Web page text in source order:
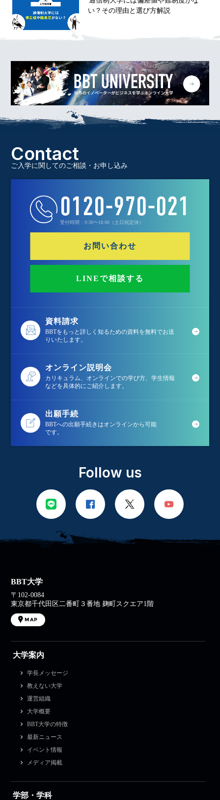
い？その理由と選び方解説
Contact
ご入学に関してのご相談・お申し込み
0120-970-021
受付時間：9:30〜18:00（土日祝定休）
お問い合わせ
LINEで相談する
資料請求
BBTをもっと詳しく知るための資料を無料でお送
りいたします。
オンライン説明会
カリキュラム、オンラインでの学び方、学生情報
などを具体的にご紹介します。
出願手続
BBTへの出願手続きはオンラインから可能
です。
Follow us
BBT大学
〒102-0084
東京都千代田区二番町３番地 麹町スクエア1階
MAP
大学案内
学長メッセージ
教えない大学
運営組織
大学概要
BBT大学の特徴
最新ニュース
イベント情報
メディア掲載
学部・学科